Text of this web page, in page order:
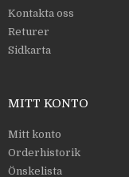
Kontakta oss
Returer
Sidkarta
MITT KONTO
Mitt konto
Orderhistorik
Önskelista